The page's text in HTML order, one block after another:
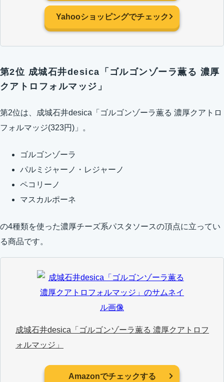
Yahooショッピングでチェック
第2位 成城石井desica「ゴルゴンゾーラ薫る 濃厚
クアトロフォルマッジ」
第2位は、成城石井desica「ゴルゴンゾーラ薫る 濃厚クアトロ
フォルマッジ(323円)」。
ゴルゴンゾーラ
パルミジャーノ・レジャーノ
ペコリーノ
マスカルポーネ
の4種類を使った濃厚チーズ系パスタソースの頂点に立ってい
る商品です。
成城石井desica「ゴルゴンゾーラ薫る 濃厚クアトロフ
ォルマッジ」
Amazonでチェックする